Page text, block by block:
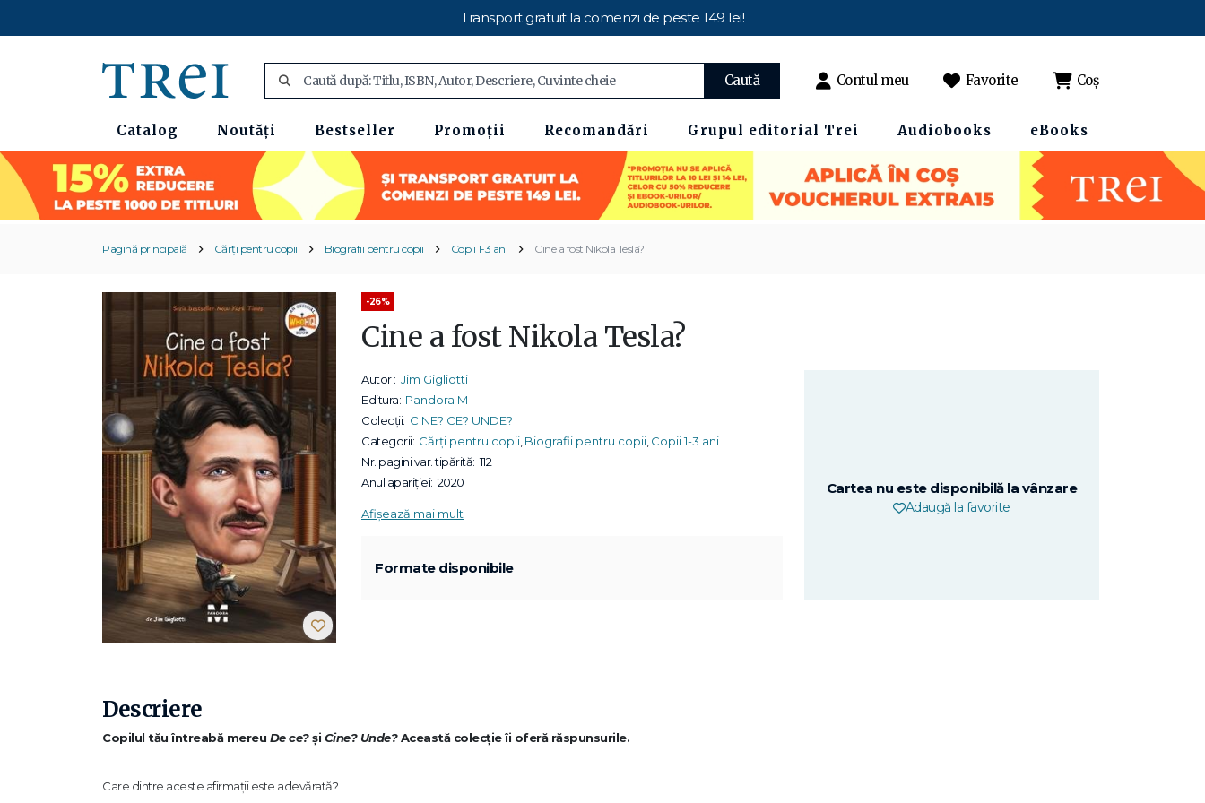
Transport gratuit la comenzi de peste 149 lei!
Caută Contul meu Favorite Coș
Catalog Noutăți Bestseller Promoții Recomandări Grupul editorial Trei Audiobooks eBooks
Pagină principală Cărți pentru copii Biografii pentru copii Copii 1-3 ani Cine a fost Nikola Tesla?
-26%
Cine a fost Nikola Tesla?
Autor : Jim Gigliotti
Editura: Pandora M
Colecții: CINE? CE? UNDE?
Categorii: Cărți pentru copii Biografii pentru copii Copii 1-3 ani
Nr. pagini var. tipărită: 112
Anul apariției: 2020
Afișează mai mult
Formate disponibile
Cartea nu este disponibilă la vânzare
Adaugă la favorite
Descriere
Copilul tău întreabă mereu De ce?și Cine? Unde?Această colecție îi oferă răspunsurile.
Care dintre aceste afirmații este adevărată?